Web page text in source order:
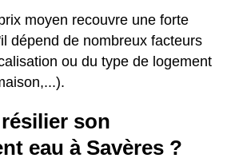
moyen recouvre une forte
dépend de nombreux facteurs
ou du type de logement
son
eau à Savères ?